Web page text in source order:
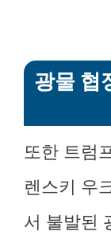
광물 협
또한 트럼
렌스키 우
서 불발된